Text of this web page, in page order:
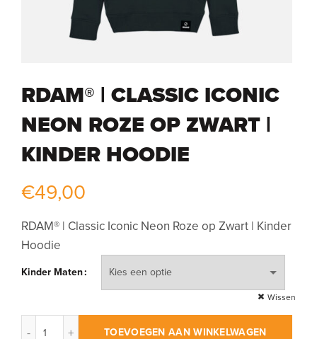
RDAM® | CLASSIC ICONIC
NEON ROZE OP ZWART |
KINDER HOODIE
€49,00
RDAM® | Classic Iconic Neon Roze op Zwart | Kinder
Hoodie
Kinder Maten
Wissen
TOEVOEGEN AAN WINKELWAGEN